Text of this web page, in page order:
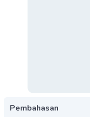
Pembahasan